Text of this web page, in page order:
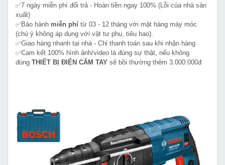
✅7 ngày miễn phí đổi trả - Hoàn tiền ngay 100% (Lỗi của nhà sản
xuất)
✅Bảo hành miễn phí từ 03 - 12 tháng với mặt hàng máy móc
(chú ý không áp dụng với vật tư phụ, tiêu hao).
✅Giao hàng nhanh tại nhà - Chỉ thanh toán sau khi nhận hàng
✅Cam kết 100% hình ảnh/video là đúng sự thật, nếu không
đúng THIẾT BỊ ĐIỆN CẦM TAY sẽ bồi thường thêm 3.000.000đ